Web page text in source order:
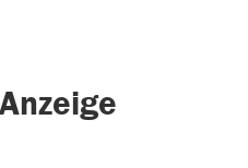
Anzeige